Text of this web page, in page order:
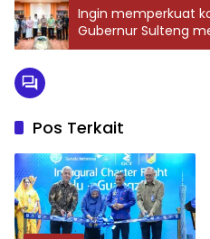
Ingin memperkuat
Gubernur Sulteng
Kakanwil Ditjen
Pos Terkait